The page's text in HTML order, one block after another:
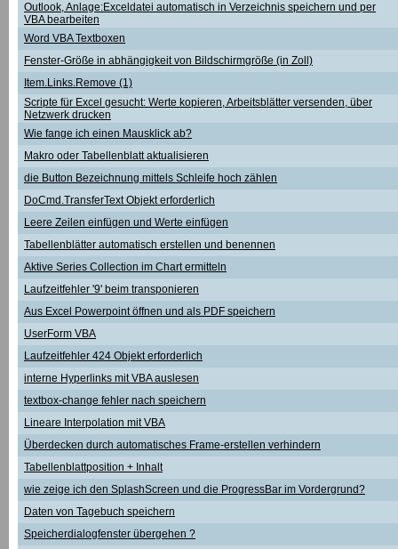
Outlook, Anlage:Exceldatei automatisch in Verzeichnis speichern und per
VBA bearbeiten
Word VBA Textboxen
Fenster-Größe in abhängigkeit von Bildschirmgröße (in Zoll)
Item.Links.Remove (1)
Scripte für Excel gesucht: Werte kopieren, Arbeitsblätter versenden, über
Netzwerk drucken
Wie fange ich einen Mausklick ab?
Makro oder Tabellenblatt aktualisieren
die Button Bezeichnung mittels Schleife hoch zählen
DoCmd.TransferText Objekt erforderlich
Leere Zeilen einfügen und Werte einfügen
Tabellenblätter automatisch erstellen und benennen
Aktive Series Collection im Chart ermitteln
Laufzeitfehler '9' beim transponieren
Aus Excel Powerpoint öffnen und als PDF speichern
UserForm VBA
Laufzeitfehler 424 Objekt erforderlich
interne Hyperlinks mit VBA auslesen
textbox-change fehler nach speichern
Lineare Interpolation mit VBA
Überdecken durch automatisches Frame-erstellen verhindern
Tabellenblattposition + Inhalt
wie zeige ich den SplashScreen und die ProgressBar im Vordergrund?
Daten von Tagebuch speichern
Speicherdialogfenster übergehen ?